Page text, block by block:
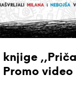
knjige
video